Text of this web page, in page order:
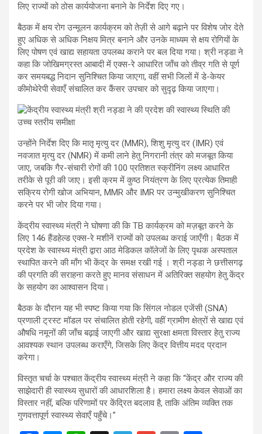
लिए राज्यों को ठोस कार्ययोजना बनाने के निर्देश दिए गए।
बैठक में क्षय रोग उन्मूलन कार्यक्रम को तेज़ी से आगे बढ़ाने पर विशेष जोर देते
हुए अधिक से अधिक निक्षय मित्र बनाने और उनके माध्यम से क्षय रोगियों के
लिए पोषण एवं खाद्य सहायता उपलब्ध कराने पर बल दिया गया। श्री नड्डा ने
कहा कि जोखिमग्रस्त आबादी में एक्स-रे आधारित जाँच को तीव्र गति से पूर्ण
कर समयबद्ध निदान सुनिश्चित किया जाएगा, वहीं सभी जिलों में डे-केयर
कीमोथेरेपी सेवाएँ संचालित कर कैंसर उपचार को सुदृढ़ किया जाएगा।
उन्होंने निर्देश दिए कि मातृ मृत्यु दर (MMR), शिशु मृत्यु दर (IMR) एवं
नवजात मृत्यु दर (NMR) में कमी लाने हेतु निगरानी तंत्र को मजबूत किया
जाए, जबकि गैर-संचारी रोगों की 100 प्रतिशत स्क्रीनिंग लक्ष्य आधारित
तरीके से पूरी की जाए। इसी क्रम में कुष्ठ नियंत्रण के लिए प्रत्येक तिमाही
सक्रिय रोगी खोज अभियान, MMR और IMR पर उन्मुखीकरण सुनिश्चित
करने पर भी जोर दिया गया।
केंद्रीय स्वास्थ्य मंत्री ने घोषणा की कि TB कार्यक्रम को मज़बूत करने के
लिए 146 हैंडहेल्ड एक्स-रे मशीनें राज्यों को उपलब्ध कराई जाएँगी। बैठक में
प्रदेश के स्वास्थ्य मंत्री द्वारा आठ मेडिकल कॉलेजों के लिए पृथक अस्पताल
स्थापित करने की माँग भी केंद्र के समक्ष रखी गई । श्री नड्डा ने छत्तीसगढ़
की प्रगति की सराहना करते हुए मानव संसाधन में अतिरिक्त सहयोग हेतु केंद्र
के सहयोग का आश्वासन दिया।
बैठक के दौरान यह भी स्पष्ट किया गया कि सिंगल नोडल एजेंसी (SNA)
प्रणाली ट्रस्ट मॉडल पर संचालित होती रहेगी, वहीं ग्रामीण क्षेत्रों से खाद्य एवं
औषधि नमूनों की जाँच बढ़ाई जाएगी और खाद्य सुरक्षा क्षमता विस्तार हेतु राज्य
आवश्यक स्थान उपलब्ध कराएँगे, जिसके लिए केंद्र वित्तीय मदद प्रदान
करेगा।
विस्तृत चर्चा के पश्चात केंद्रीय स्वास्थ्य मंत्री ने कहा कि “केंद्र और राज्य की
साझेदारी ही स्वास्थ्य सुधारों की आधारशिला है। हमारा लक्ष्य केवल सेवाओं का
विस्तार नहीं, बल्कि परिणामों पर केंद्रित बदलाव है, ताकि अंतिम व्यक्ति तक
गुणवत्तापूर्ण स्वास्थ्य सेवाएँ पहुँचे।”